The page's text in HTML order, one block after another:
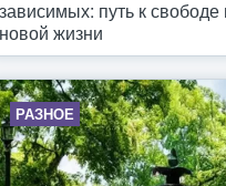
зависимых: путь к свободе
новой жизни
РАЗНОЕ